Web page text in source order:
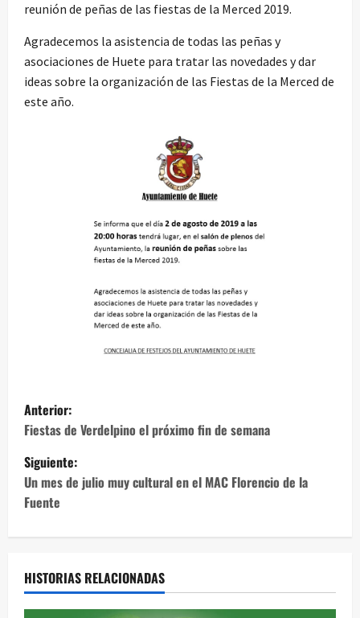
reunión de peñas de las fiestas de la Merced 2019.
Agradecemos la asistencia de todas las peñas y
asociaciones de Huete para tratar las novedades y dar
ideas sobre la organización de las Fiestas de la Merced de
este año.
N
a
v
e
g
a
c
Anterior:
Fiestas de Verdelpino el próximo fin de semana
Siguiente:
Un mes de julio muy cultural en el MAC Florencio de la
Fuente
HISTORIAS RELACIONADAS